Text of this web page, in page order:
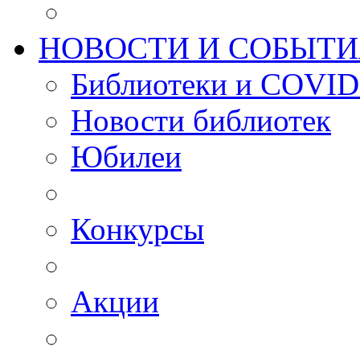
НОВОСТИ И
Библиотеки и
Новости библиотек
Юбилеи
Конкурсы
Акции